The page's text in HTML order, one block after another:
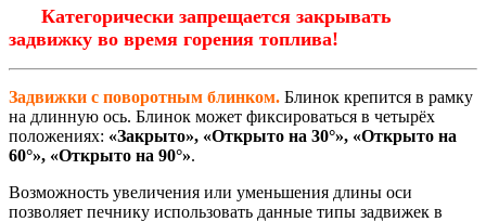
Категорически запрещается закрывать
задвижку во время горения топлива!
Задвижки с поворотным блинком. Блинок крепится в рамку
на длинную ось. Блинок может фиксироваться в четырёх
положениях: «Закрыто», «Открыто на 30°», «Открыто на
60°», «Открыто на 90°».
Возможность увеличения или уменьшения длины оси
позволяет печнику использовать данные типы задвижек в